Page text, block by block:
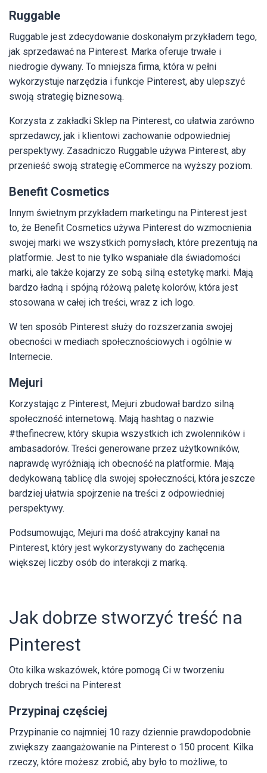
Ruggable
Ruggable jest zdecydowanie doskonałym przykładem tego,
jak sprzedawać na Pinterest. Marka oferuje trwałe i
niedrogie dywany. To mniejsza firma, która w pełni
wykorzystuje narzędzia i funkcje Pinterest, aby ulepszyć
swoją strategię biznesową.
Korzysta z zakładki Sklep na Pinterest, co ułatwia zarówno
sprzedawcy, jak i klientowi zachowanie odpowiedniej
perspektywy. Zasadniczo Ruggable używa Pinterest, aby
przenieść swoją strategię eCommerce na wyższy poziom.
Benefit Cosmetics
Innym świetnym przykładem marketingu na Pinterest jest
to, że Benefit Cosmetics używa Pinterest do wzmocnienia
swojej marki we wszystkich pomysłach, które prezentują na
platformie. Jest to nie tylko wspaniałe dla świadomości
marki, ale także kojarzy ze sobą silną estetykę marki. Mają
bardzo ładną i spójną różową paletę kolorów, która jest
stosowana w całej ich treści, wraz z ich logo.
W ten sposób Pinterest służy do rozszerzania swojej
obecności w mediach społecznościowych i ogólnie w
Internecie.
Mejuri
Korzystając z Pinterest, Mejuri zbudował bardzo silną
społeczność internetową. Mają hashtag o nazwie
#thefinecrew, który skupia wszystkich ich zwolenników i
ambasadorów. Treści generowane przez użytkowników,
naprawdę wyróżniają ich obecność na platformie. Mają
dedykowaną tablicę dla swojej społeczności, która jeszcze
bardziej ułatwia spojrzenie na treści z odpowiedniej
perspektywy.
Podsumowując, Mejuri ma dość atrakcyjny kanał na
Pinterest, który jest wykorzystywany do zachęcenia
większej liczby osób do interakcji z marką.
Jak dobrze stworzyć treść na
Pinterest
Oto kilka wskazówek, które pomogą Ci w tworzeniu
dobrych treści na Pinterest
Przypinaj częściej
Przypinanie co najmniej 10 razy dziennie prawdopodobnie
zwiększy zaangażowanie na Pinterest o 150 procent. Kilka
rzeczy, które możesz zrobić, aby było to możliwe, to